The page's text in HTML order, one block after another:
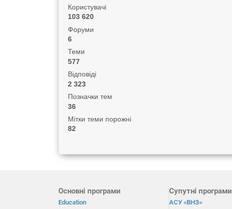
Користувачі
103 620
Форуми
6
Теми
577
Відповіді
2 323
Позначки тем
36
Мітки теми порожні
82
Основні програми
Education
Супутні програми
АСУ «ВНЗ»